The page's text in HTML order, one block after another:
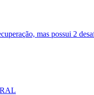
mas possui 2